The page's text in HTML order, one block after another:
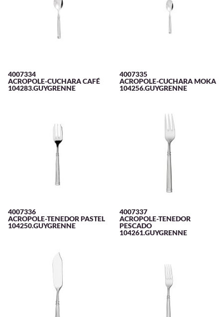
4007334
ACROPOLE-CUCHARA CAFÉ
104283.GUYGRENNE
4007335
ACROPOLE-CUCHARA MOKA
104256.GUYGRENNE
4007336
ACROPOLE-TENEDOR PASTEL
104250.GUYGRENNE
4007337
ACROPOLE-TENEDOR
PESCADO
104261.GUYGRENNE